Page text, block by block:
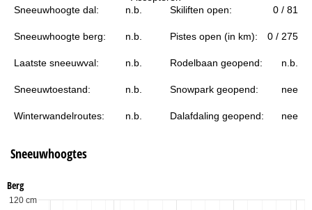
n
a
Sneeuwhoogte dal: n.b. Skiliften open: 0 / 81
Sneeuwhoogte berg: n.b. Pistes open (in km): 0 / 275
Laatste sneeuwval: n.b. Rodelbaan geopend: n.b.
Sneeuwtoestand: n.b. Snowpark geopend: nee
Winterwandelroutes: n.b. Dalafdaling geopend: nee
Sneeuwhoogtes
Berg
120 cm